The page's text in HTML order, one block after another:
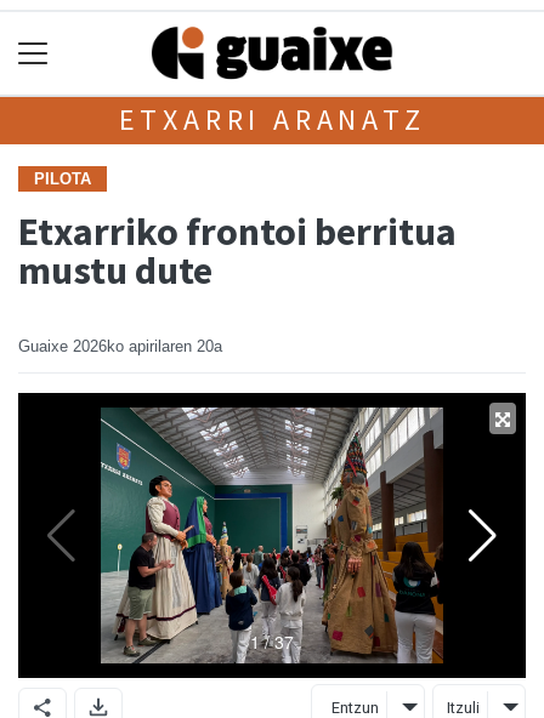
ETXARRI ARANATZ
PILOTA
Etxarriko frontoi berritua
mustu dute
Guaixe 2026ko apirilaren 20a
Entzun Itzuli